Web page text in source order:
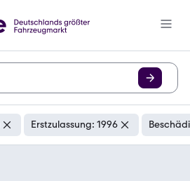
Erstzulassung: 1996